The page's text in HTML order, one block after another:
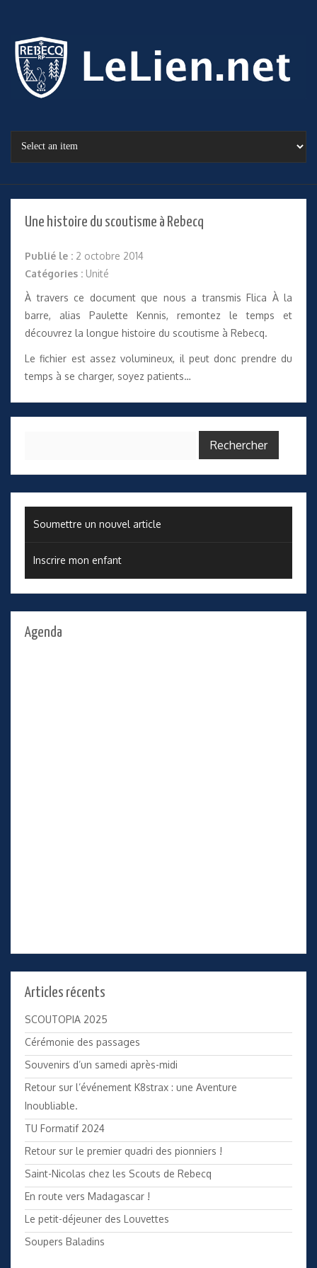
Une histoire du scoutisme à Rebecq
Publié le : 2 octobre 2014
Catégories : Unité
À travers ce documentque nous a transmis Flica À la
barre, alias Paulette Kennis, remontez le temps et
découvrez la longue histoire du scoutisme à Rebecq.
Le fichier est assez volumineux, il peut donc prendre du
temps à se charger, soyez patients…
Soumettre un nouvel article
Inscrire mon enfant
Agenda
Articles récents
SCOUTOPIA 2025
Cérémonie des passages
Souvenirs d’un samedi après-midi
Retour sur l’événement K8strax : une Aventure
Inoubliable.
TU Formatif 2024
Retour sur le premier quadri des pionniers !
Saint-Nicolas chez les Scouts de Rebecq
En route vers Madagascar !
Le petit-déjeuner des Louvettes
Soupers Baladins